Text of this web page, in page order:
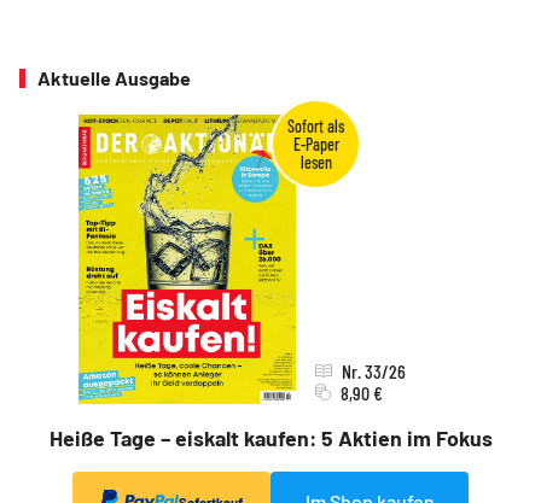
Aktuelle Ausgabe
Heiße Tage – eiskalt kaufen: 5 Aktien im Fokus
Nr. 33/26
8,90 €